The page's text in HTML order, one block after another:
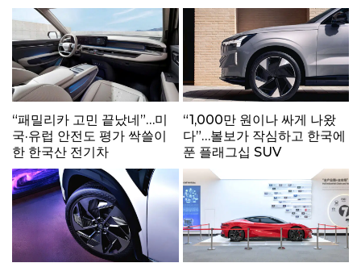
“패밀리카 고민 끝났네”…미
국·유럽 안전도 평가 싹쓸이
한 한국산 전기차
“1,000만 원이나 싸게 나왔
다”…볼보가 작심하고 한국에
푼 플래그십 SUV